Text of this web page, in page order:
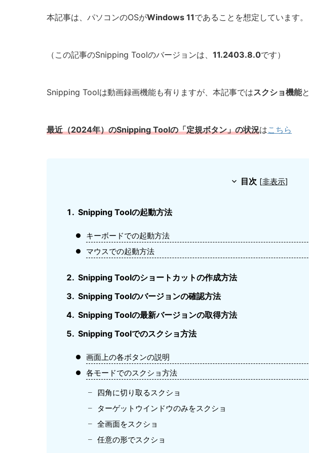
本記事は、パソコンのOSがWindows 11であることを想定しています。
（この記事のSnipping Toolのバージョンは、 11.2403.8.0です）
Snipping Toolは動画録画機能も有りますが、本記事ではスクショ機能と
最近（2024年）のSnipping Toolの「定規ボタン」の状況はこちら
目次 [非表示]
Snipping Toolの起動方法
キーボードでの起動方法
マウスでの起動方法
Snipping Toolのショートカットの作成方法
Snipping Toolのバージョンの確認方法
Snipping Toolの最新バージョンの取得方法
Snipping Toolでのスクショ方法
画面上の各ボタンの説明
各モードでのスクショ方法
四角に切り取るスクショ
ターゲットウインドウのみをスクショ
全画面をスクショ
任意の形でスクショ